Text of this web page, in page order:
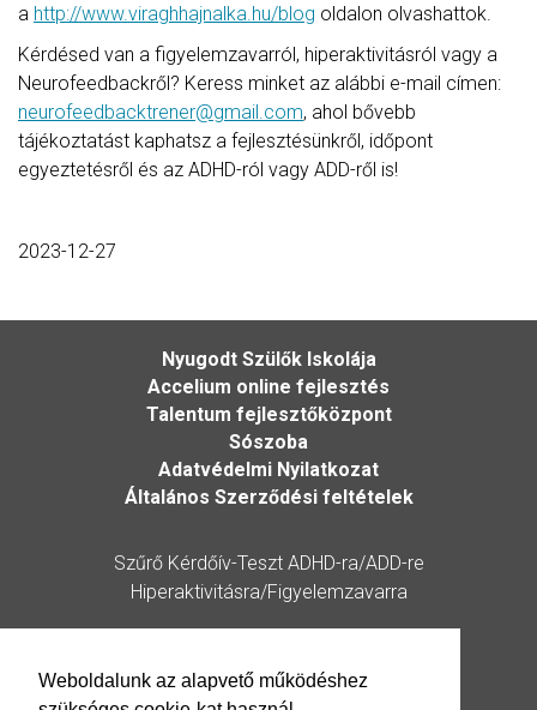
Weboldalunk az alapvető működéshez
a http://www.viraghhajnalka.hu/blog oldalon olvashattok.
Kérdésed van a figyelemzavarról, hiperaktivitásról vagy a
Neurofeedbackről? Keress minket az alábbi e-mail címen:
neurofeedbacktrener@gmail.com, ahol bővebb
tájékoztatást kaphatsz a fejlesztésünkről, időpont
egyeztetésről és az ADHD-ról vagy ADD-ről is!
2023-12-27
Nyugodt Szülők Iskolája
Accelium online fejlesztés
Talentum fejlesztőközpont
Sószoba
Adatvédelmi Nyilatkozat
Általános Szerződési feltételek
Szűrő Kérdőív-Teszt ADHD-ra/ADD-re
Hiperaktivitásra/Figyelemzavarra